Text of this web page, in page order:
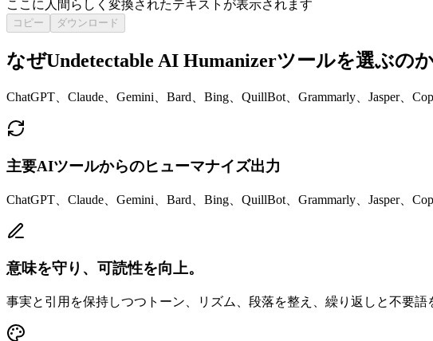
ここに人間らしく変換されたテキストが表示されます
コピー ダウンロード
なぜUndetectable AI Humanizerツールを選ぶの
ChatGPT、Claude、Gemini、Bard、Bing、QuillBot、Grammarly、Jasper、
主要AIツールからのヒューマナイズ出力
ChatGPT、Claude、Gemini、Bard、Bing、QuillBot、Grammarly、Jasper、
意味を守り、可読性を向上。
事実と引用を保持しつつトーン、リズム、段落を整え、繰り返しと不要語